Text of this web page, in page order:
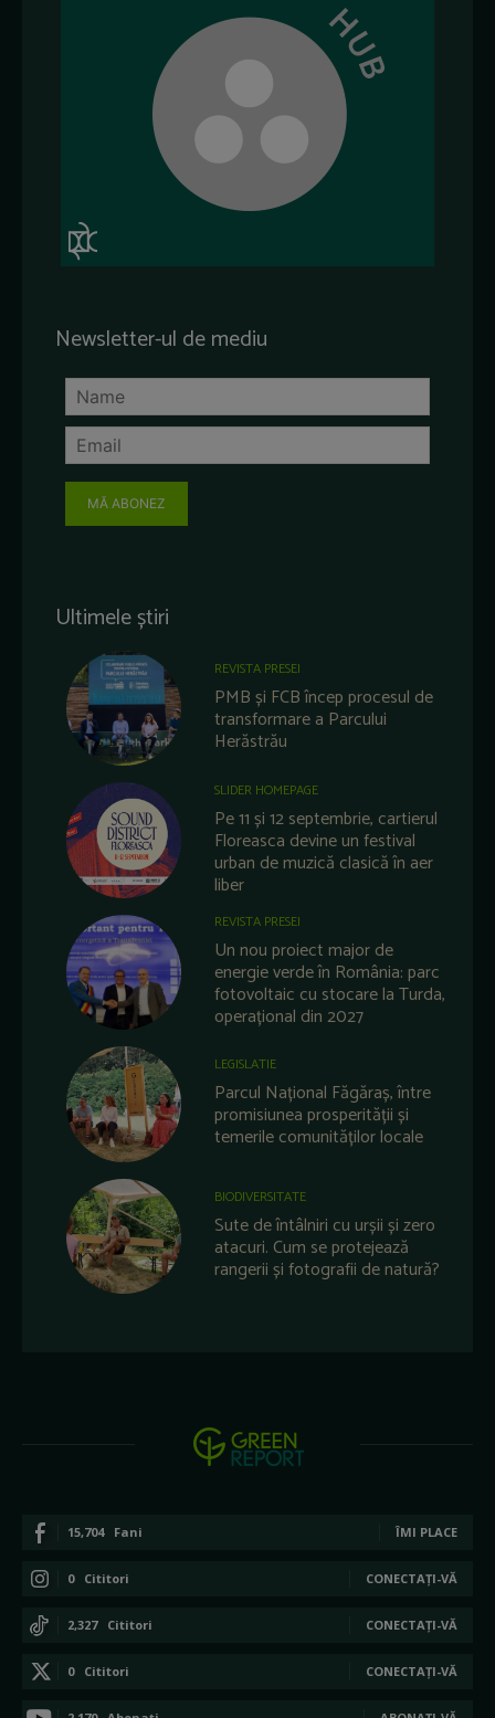
Newsletter-ul de mediu
MĂ ABONEZ
Ultimele știri
REVISTA PRESEI
PMB și FCB încep procesul de
transformare a Parcului
Herăstrău
SLIDER HOMEPAGE
Pe 11 și 12 septembrie, cartierul
Floreasca devine un festival
urban de muzică clasică în aer
liber
REVISTA PRESEI
Un nou proiect major de
energie verde în România: parc
fotovoltaic cu stocare la Turda,
operațional din 2027
LEGISLATIE
Parcul Național Făgăraș, între
promisiunea prosperității și
temerile comunităților locale
BIODIVERSITATE
Sute de întâlniri cu urșii și zero
atacuri. Cum se protejează
rangerii și fotografii de natură?
15,704 Fani ÎMI PLACE
0 Cititori CONECTAȚI-VĂ
2,327 Cititori CONECTAȚI-VĂ
0 Cititori CONECTAȚI-VĂ